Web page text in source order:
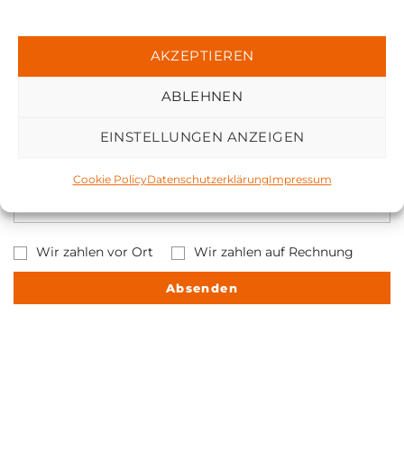
AKZEPTIEREN
ABLEHNEN
EINSTELLUNGEN ANZEIGEN
Cookie PolicyDatenschutzerklärungImpressum
Wir zahlen vor Ort Wir zahlen auf Rechnung
Absenden